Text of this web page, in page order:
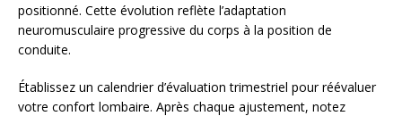
positionné. Cette évolution reflète l’adaptation
neuromusculaire progressive du corps à la position de
conduite.
Établissez un calendrier d’évaluation trimestriel pour réévaluer
votre confort lombaire. Après chaque ajustement, notez